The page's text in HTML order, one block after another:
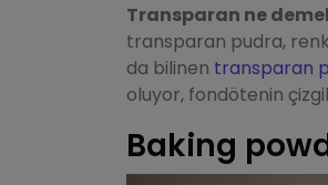
Transparan ne
transparan pudra,
da bilinen transparan
oluyor, fondötenin
Baking